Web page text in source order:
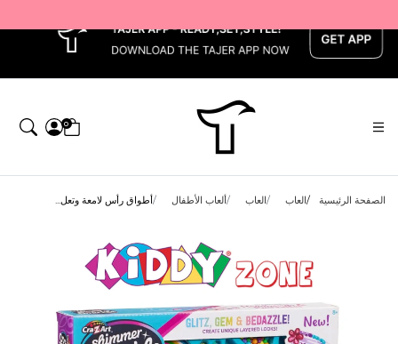
0
الصفحة الرئيسية العاب العاب ألعاب الأطفال أطواق رأس لامعة وتعل...